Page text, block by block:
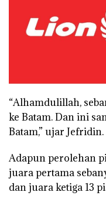
“Alhamdulillah,
ke Batam. Dan ini
Batam,” ujar Jefridin.
Adapun perolehan
juara pertama
dan juara ketiga 13